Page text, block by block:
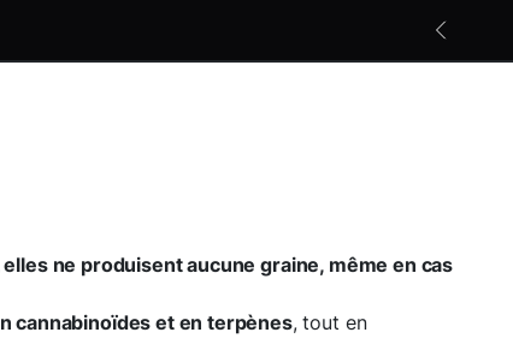
ne produisent aucune graine, même en cas
cannabinoïdes et en terpènes, tout en